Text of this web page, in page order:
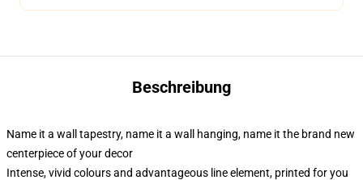
Beschreibung
Name it a wall tapestry, name it a wall hanging, name it the brand new
centerpiece of your decor
Intense, vivid colours and advantageous line element, printed for you